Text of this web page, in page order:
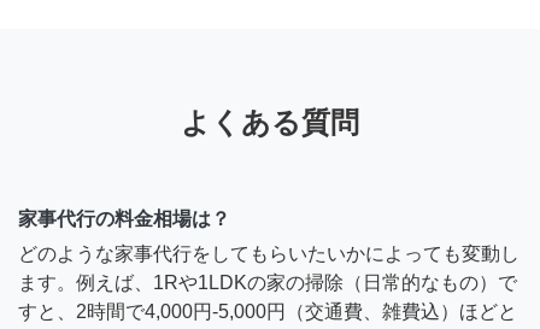
よくある質問
家事代行の料金相場は？
どのような家事代行をしてもらいたいかによっても変動し
ます。例えば、1Rや1LDKの家の掃除（日常的なもの）で
すと、2時間で4,000円-5,000円（交通費、雑費込）ほどと